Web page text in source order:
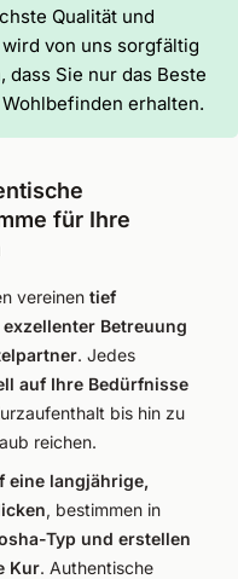
Qualität und
von uns sorgfältig
Sie nur das Beste
erhalten.
für Ihre
vereinen tief
Betreuung
. Jedes
auf Ihre Bedürfnisse
bis hin zu
reichen.
eine langjährige,
, bestimmen in
Typ und erstellen
Kur. Authentische